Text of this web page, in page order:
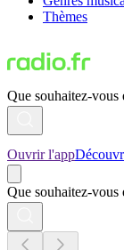
Thèmes
Que souhaitez-vous
Ouvrir l'app
Que souhaitez-vous